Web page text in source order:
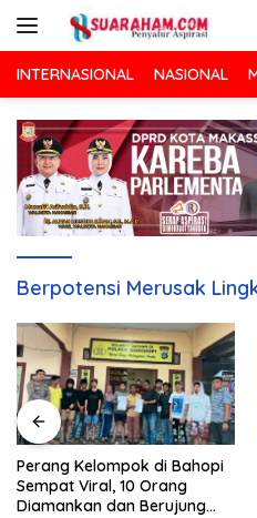
INTERNASIONAL NASIONAL
Berpotensi Merusak
Perang Kelompok di Bahopi
Sempat Viral, 10 Orang
Diamankan dan Berujung